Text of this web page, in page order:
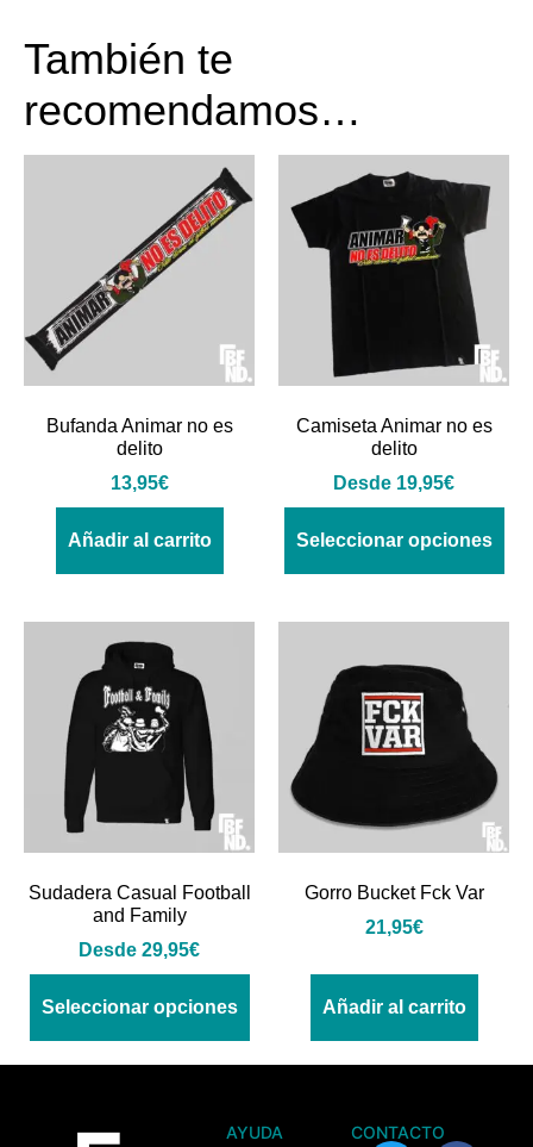
También te
recomendamos…
Bufanda Animar no es
delito
13,95€
Añadir al carrito
Camiseta Animar no es
delito
Desde 19,95€
Seleccionar opciones
Sudadera Casual Football
and Family
Desde 29,95€
Seleccionar opciones
Gorro Bucket Fck Var
21,95€
Añadir al carrito
AYUDA CONTACTO